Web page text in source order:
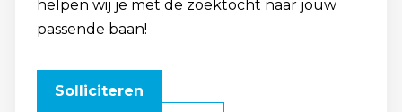
helpen wij je met de zoektocht naar jouw
passende baan!
Solliciteren